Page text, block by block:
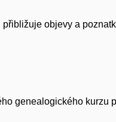
objevy a
genealogického kurzu